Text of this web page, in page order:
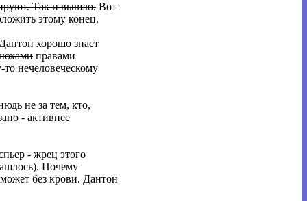
. Так и вышло. Вот
этому конец.
хорошо знает
правами
нечеловеческому
не за тем, кто,
- активнее
- жрец этого
Почему
без крови. Дантон